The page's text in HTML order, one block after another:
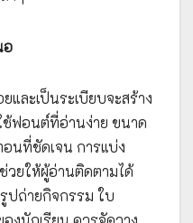
อ
และเป็นระเบียบจะสร้าง
ฟอนต์ที่อ่านง่าย ขนาด
นที่ชัดเจน การแบ่ง
วยให้ผู้อ่านติดตามได้
ปถ่ายกิจกรรม ใบ